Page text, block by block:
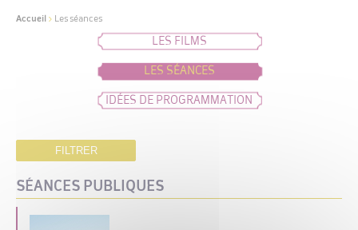
Accueil > Les séances
LES FILMS
LES SÉANCES
IDÉES DE PROGRAMMATION
FILTRER
SÉANCES PUBLIQUES